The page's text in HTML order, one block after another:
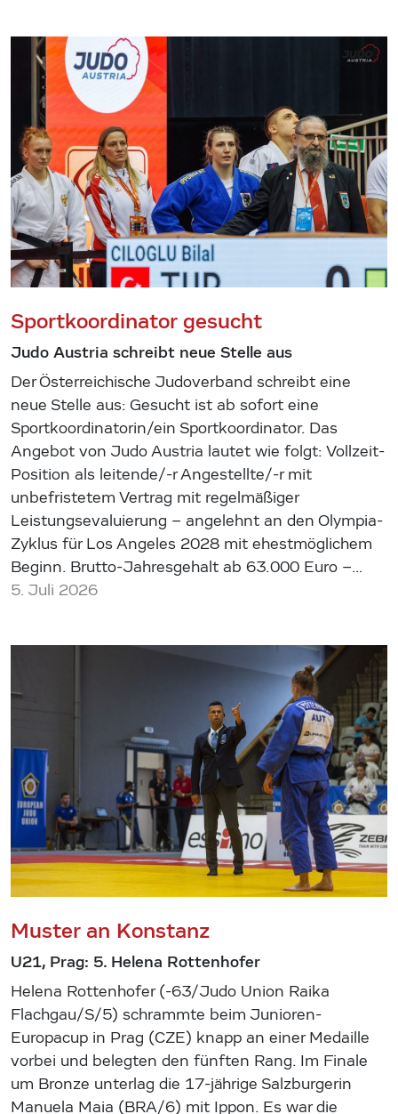
Sportkoordinator gesucht
Judo Austria schreibt neue Stelle aus
Der Österreichische Judoverband schreibt eine
neue Stelle aus: Gesucht ist ab sofort eine
Sportkoordinatorin/ein Sportkoordinator. Das
Angebot von Judo Austria lautet wie folgt: Vollzeit-
Position als leitende/-r Angestellte/-r mit
unbefristetem Vertrag mit regelmäßiger
Leistungsevaluierung – angelehnt an den Olympia-
Zyklus für Los Angeles 2028 mit ehestmöglichem
Beginn. Brutto-Jahresgehalt ab 63.000 Euro –…
5. Juli 2026
Muster an Konstanz
U21, Prag: 5. Helena Rottenhofer
Helena Rottenhofer (-63/Judo Union Raika
Flachgau/S/5) schrammte beim Junioren-
Europacup in Prag (CZE) knapp an einer Medaille
vorbei und belegten den fünften Rang. Im Finale
um Bronze unterlag die 17-jährige Salzburgerin
Manuela Maia (BRA/6) mit Ippon. Es war die